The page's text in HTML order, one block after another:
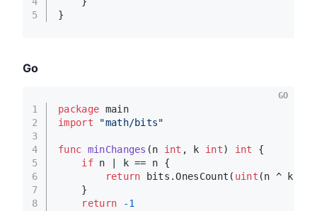
5
}
Go
1
2
3
4
5
6
7
8
package main
import
"math/bits"
func minChanges (n int , k int) int
{
if n | k == n {
return bits.OnesCount( uint (n ^ k))
    }
return
-1
GO